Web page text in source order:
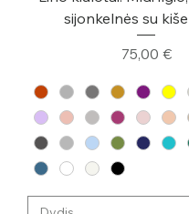
sijonkelnės su
Kaina
75,00 €